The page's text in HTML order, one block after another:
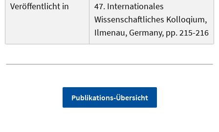
Veröffentlicht in
47. Internationales
Wissenschaftliches Kolloqium,
Ilmenau, Germany, pp. 215-216
Publikations-Übersicht